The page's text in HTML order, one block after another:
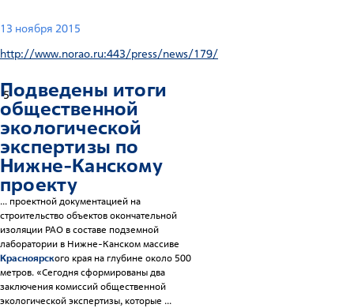
13 ноября 2015
http://www.norao.ru:443/press/news/179/
5
Подведены итоги
общественной
экологической
экспертизы по
Нижне-Канскому
проекту
... проектной документацией на
строительство объектов окончательной
изоляции РАО в составе подземной
лаборатории в Нижне-Канском массиве
Красноярского края на глубине около 500
метров. «Сегодня сформированы два
заключения комиссий общественной
экологической экспертизы, которые ...